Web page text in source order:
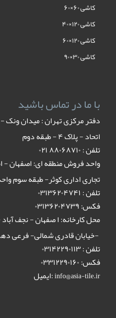
کاشی ۶۰×۶۰
کاشی ۱۲۰×۴۰
کاشی ۱۲۰×۶۰
کاشی ۳۰×۹۰
با ما در تماس باشید
دفتر مرکزی تهران : میدان ونک
اتحاد - پلاک ۴ - طبقه دوم
تلفن : ٨٨٠۶٨٧١٠ ٠٢١
واحد فروش منطقه ای: اصفهان -
تجاری اداری کوثر- طبقه سوم واحد ۵۱۷ و
تلفن : ۰۳۱۳۶۲۰۴۷۴۱
فکس: ۰۳۱۳۶۲۰۴۷۳۹
محل کارخانه: ا صفهان - نجف
-خیابان قادری شمالی- فرعی دهم -شرکت کاشی آسیا
تلفن : ۰۳۱۴۲۲۹۰۱۱۳
فکس: ۰۳۳۱۲۲۹۰۱۶۰
ایمیل:info@asia-tile.ir